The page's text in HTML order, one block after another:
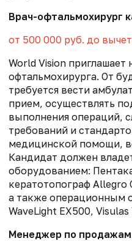
Врач-офтальмохирург
от 500 000 руб. до
World Vision приглашает
офтальмохирурга. От
требуется вести
прием, осуществлять
выполнения операций,
требований и
медицинской помощи,
Кандидат должен
оборудованием:
кератотопограф Allegro
а также операционным
WaveLight EX500, Visulas
Менеджер по продажам